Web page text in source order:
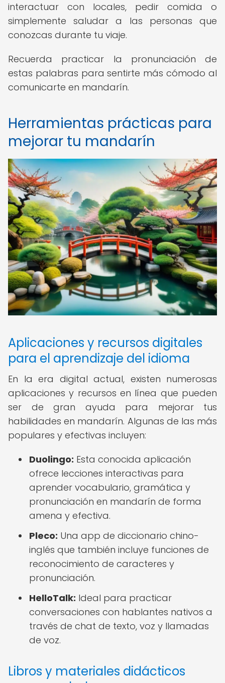
interactuar con locales, pedir comida o
simplemente saludar a las personas que
conozcas durante tu viaje.
Recuerda practicar la pronunciación de
estas palabras para sentirte más cómodo al
comunicarte en mandarín.
Herramientas prácticas para
mejorar tu mandarín
Aplicaciones y recursos digitales
para el aprendizaje del idioma
En la era digital actual, existen numerosas
aplicaciones y recursos en línea que pueden
ser de gran ayuda para mejorar tus
habilidades en mandarín. Algunas de las más
populares y efectivas incluyen:
Duolingo: Esta conocida aplicación
ofrece lecciones interactivas para
aprender vocabulario, gramática y
pronunciación en mandarín de forma
amena y efectiva.
Pleco: Una app de diccionario chino-
inglés que también incluye funciones de
reconocimiento de caracteres y
pronunciación.
HelloTalk: Ideal para practicar
conversaciones con hablantes nativos a
través de chat de texto, voz y llamadas
de voz.
Libros y materiales didácticos